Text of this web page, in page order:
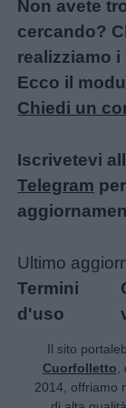
Educazione
positiva
Non avete
cercando?
realizziamo
Ecco il
Chiedi un
Iscrivetevi
Telegram
Ultimo
Termini
d'uso
Il sito
Cuorfolletto,
2014, offriamo